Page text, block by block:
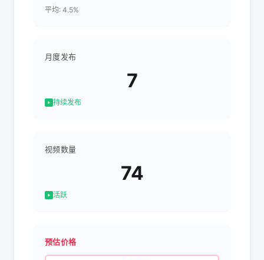
平均: 4.5%
月度发布
7
持续发布
视频数量
74
活跃
预估价格